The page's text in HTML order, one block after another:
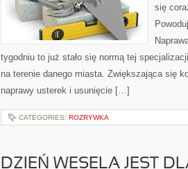
się
tygodniu to już stało się normą tej
na terenie danego miasta. Zwiększająca się
naprawy usterek i usunięcie […]
CATEGORIES: ROZRYWKA
DZIEŃ WESELA JEST